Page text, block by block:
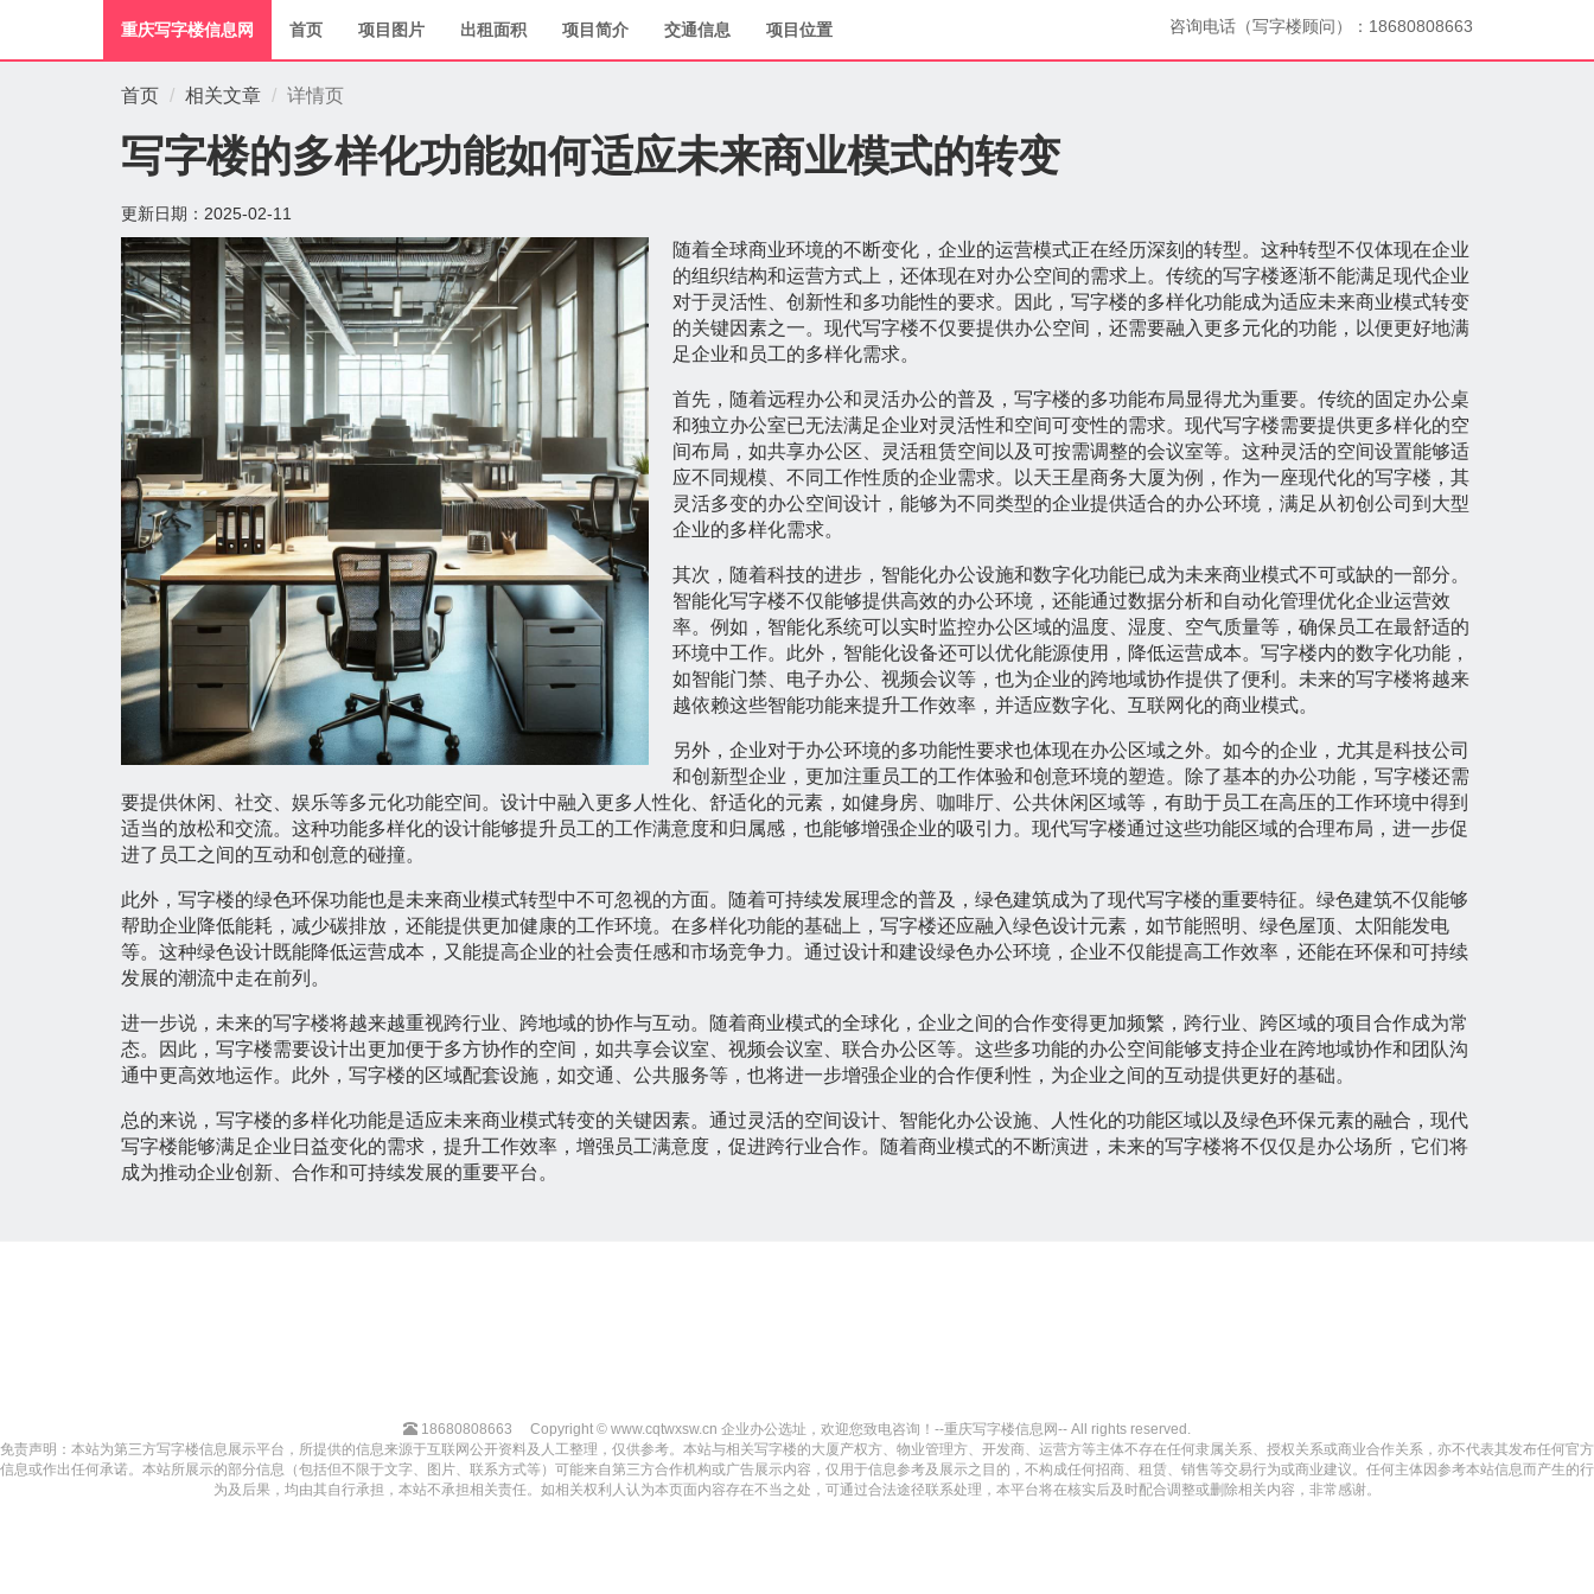
重庆写字楼信息网 首页 项目图片 出租面积 项目简介 交通信息 项目位置 咨询电话（写字楼顾问）：18680808663
首页 相关文章 详情页
写字楼的多样化功能如何适应未来商业模式的转变
更新日期： 2025-02-11
随着全球商业环境的不断变化，企业的运营模式正在经历深刻的转型。这种转型不仅体现在企业
的组织结构和运营方式上，还体现在对办公空间的需求上。传统的写字楼逐渐不能满足现代企业
对于灵活性、创新性和多功能性的要求。因此，写字楼的多样化功能成为适应未来商业模式转变
的关键因素之一。现代写字楼不仅要提供办公空间，还需要融入更多元化的功能，以便更好地满
足企业和员工的多样化需求。
首先，随着远程办公和灵活办公的普及，写字楼的多功能布局显得尤为重要。传统的固定办公桌
和独立办公室已无法满足企业对灵活性和空间可变性的需求。现代写字楼需要提供更多样化的空
间布局，如共享办公区、灵活租赁空间以及可按需调整的会议室等。这种灵活的空间设置能够适
应不同规模、不同工作性质的企业需求。以天王星商务大厦为例，作为一座现代化的写字楼，其
灵活多变的办公空间设计，能够为不同类型的企业提供适合的办公环境，满足从初创公司到大型
企业的多样化需求。
其次，随着科技的进步，智能化办公设施和数字化功能已成为未来商业模式不可或缺的一部分。
智能化写字楼不仅能够提供高效的办公环境，还能通过数据分析和自动化管理优化企业运营效
率。例如，智能化系统可以实时监控办公区域的温度、湿度、空气质量等，确保员工在最舒适的
环境中工作。此外，智能化设备还可以优化能源使用，降低运营成本。写字楼内的数字化功能，
如智能门禁、电子办公、视频会议等，也为企业的跨地域协作提供了便利。未来的写字楼将越来
越依赖这些智能功能来提升工作效率，并适应数字化、互联网化的商业模式。
另外，企业对于办公环境的多功能性要求也体现在办公区域之外。如今的企业，尤其是科技公司
和创新型企业，更加注重员工的工作体验和创意环境的塑造。除了基本的办公功能，写字楼还需
要提供休闲、社交、娱乐等多元化功能空间。设计中融入更多人性化、舒适化的元素，如健身房、咖啡厅、公共休闲区域等，有助于员工在高压的工作环境中得到
适当的放松和交流。这种功能多样化的设计能够提升员工的工作满意度和归属感，也能够增强企业的吸引力。现代写字楼通过这些功能区域的合理布局，进一步促
进了员工之间的互动和创意的碰撞。
此外，写字楼的绿色环保功能也是未来商业模式转型中不可忽视的方面。随着可持续发展理念的普及，绿色建筑成为了现代写字楼的重要特征。绿色建筑不仅能够
帮助企业降低能耗，减少碳排放，还能提供更加健康的工作环境。在多样化功能的基础上，写字楼还应融入绿色设计元素，如节能照明、绿色屋顶、太阳能发电
等。这种绿色设计既能降低运营成本，又能提高企业的社会责任感和市场竞争力。通过设计和建设绿色办公环境，企业不仅能提高工作效率，还能在环保和可持续
发展的潮流中走在前列。
进一步说，未来的写字楼将越来越重视跨行业、跨地域的协作与互动。随着商业模式的全球化，企业之间的合作变得更加频繁，跨行业、跨区域的项目合作成为常
态。因此，写字楼需要设计出更加便于多方协作的空间，如共享会议室、视频会议室、联合办公区等。这些多功能的办公空间能够支持企业在跨地域协作和团队沟
通中更高效地运作。此外，写字楼的区域配套设施，如交通、公共服务等，也将进一步增强企业的合作便利性，为企业之间的互动提供更好的基础。
总的来说，写字楼的多样化功能是适应未来商业模式转变的关键因素。通过灵活的空间设计、智能化办公设施、人性化的功能区域以及绿色环保元素的融合，现代
写字楼能够满足企业日益变化的需求，提升工作效率，增强员工满意度，促进跨行业合作。随着商业模式的不断演进，未来的写字楼将不仅仅是办公场所，它们将
成为推动企业创新、合作和可持续发展的重要平台。
18680808663
Copyright © www.cqtwxsw.cn 企业办公选址，欢迎您致电咨询！--重庆写字楼信息网-- All rights reserved.
免责声明：本站为第三方写字楼信息展示平台，所提供的信息来源于互联网公开资料及人工整理，仅供参考。本站与相关写字楼的大厦产权方、物业管理方、开发商、运营方等主体不存在任何隶属关系、授权关系或商业合作关系，亦不代表其发布任何官方
信息或作出任何承诺。本站所展示的部分信息（包括但不限于文字、图片、联系方式等）可能来自第三方合作机构或广告展示内容，仅用于信息参考及展示之目的，不构成任何招商、租赁、销售等交易行为或商业建议。任何主体因参考本站信息而产生的行
为及后果，均由其自行承担，本站不承担相关责任。如相关权利人认为本页面内容存在不当之处，可通过合法途径联系处理，本平台将在核实后及时配合调整或删除相关内容，非常感谢。